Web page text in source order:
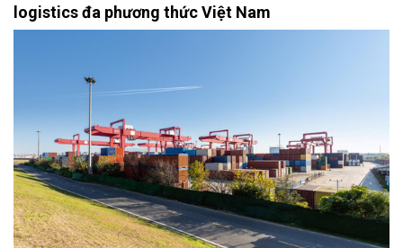
logistics đa phương thức Việt Nam